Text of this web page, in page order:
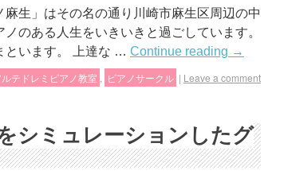
生」はその名の通り川崎市麻生区周辺の中
のある人生をいきいきと過ごしています。
といます。 上達な … Continue reading →
ルテドレミピアノ教室 ピアノサークル | Leave a comment
シミュレーションしたグ